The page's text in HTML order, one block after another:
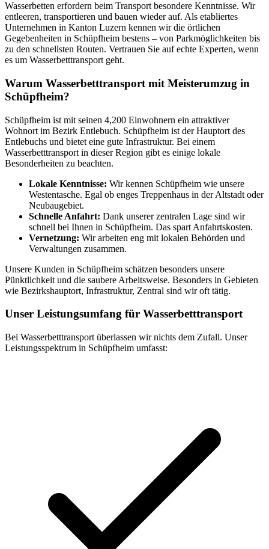
Wasserbetten erfordern beim Transport besondere Kenntnisse. Wir
entleeren, transportieren und bauen wieder auf. Als etabliertes
Unternehmen in Kanton Luzern kennen wir die örtlichen
Gegebenheiten in Schüpfheim bestens – von Parkmöglichkeiten bis
zu den schnellsten Routen. Vertrauen Sie auf echte Experten, wenn
es um Wasserbetttransport geht.
Warum Wasserbetttransport mit Meisterumzug in
Schüpfheim?
Schüpfheim ist mit seinen 4,200 Einwohnern ein attraktiver
Wohnort im Bezirk Entlebuch. Schüpfheim ist der Hauptort des
Entlebuchs und bietet eine gute Infrastruktur. Bei einem
Wasserbetttransport in dieser Region gibt es einige lokale
Besonderheiten zu beachten.
Lokale Kenntnisse: Wir kennen Schüpfheim wie unsere
Westentasche. Egal ob enges Treppenhaus in der Altstadt oder
Neubaugebiet.
Schnelle Anfahrt: Dank unserer zentralen Lage sind wir
schnell bei Ihnen in Schüpfheim. Das spart Anfahrtskosten.
Vernetzung: Wir arbeiten eng mit lokalen Behörden und
Verwaltungen zusammen.
Unsere Kunden in Schüpfheim schätzen besonders unsere
Pünktlichkeit und die saubere Arbeitsweise. Besonders in Gebieten
wie Bezirkshauptort, Infrastruktur, Zentral sind wir oft tätig.
Unser Leistungsumfang für Wasserbetttransport
Bei Wasserbetttransport überlassen wir nichts dem Zufall. Unser
Leistungsspektrum in Schüpfheim umfasst: